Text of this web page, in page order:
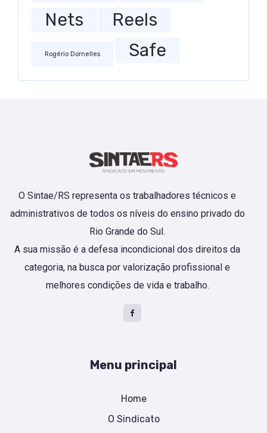
Nets
Reels
Rogério Dornelles Safe
O Sintae/RS representa os trabalhadores técnicos e
administrativos de todos os níveis do ensino privado do
Rio Grande do Sul.
A sua missão é a defesa incondicional dos direitos da
categoria, na busca por valorização profissional e
melhores condições de vida e trabalho.
Menu principal
Home
O Sindicato